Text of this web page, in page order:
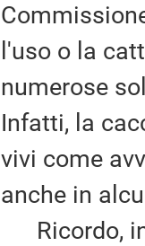
l'uso o la
numerose
Infatti, la
vivi come
anche in
Ricordo,